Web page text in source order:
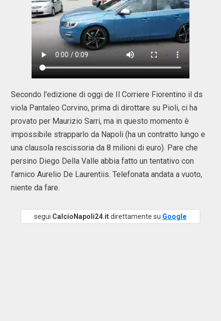
Secondo l'edizione di oggi de Il Corriere Fiorentino il ds
viola Pantaleo Corvino, prima di dirottare su Pioli, ci ha
provato per Maurizio Sarri, ma in questo momento è
impossibile strapparlo da Napoli (ha un contratto lungo e
una clausola rescissoria da 8 milioni di euro). Pare che
persino Diego Della Valle abbia fatto un tentativo con
l’amico Aurelio De Laurentiis. Telefonata andata a vuoto,
niente da fare.
segui CalcioNapoli24.itdirettamente su Google